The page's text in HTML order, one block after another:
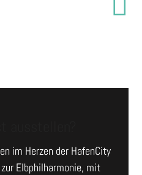
im Herzen der HafenCity
Elbphilharmonie, mit